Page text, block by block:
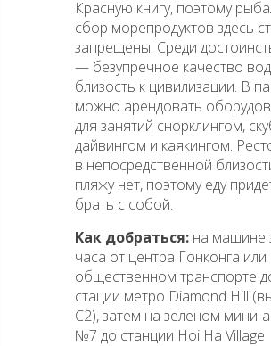
Красную книгу, поэтому
сбор морепродуктов здесь
запрещены. Среди
— безупречное качество
близость к цивилизации. В
можно арендовать
для занятий снорклингом,
дайвингом и каякингом.
в непосредственной
пляжу нет, поэтому еду
брать с собой.
Как добраться: на машине
часа от центра Гонконга или
общественном транспорте
стации метро Diamond Hill
C2), затем на зеленом мини-
№7 до станции Hoi Ha Village